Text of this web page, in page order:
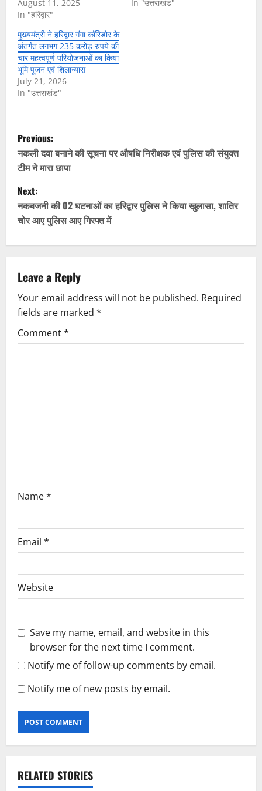
August 11, 2025
In "हरिद्वार"
In "उत्तराखंड"
मुख्यमंत्री ने हरिद्वार गंगा कॉरिडोर के
अंतर्गत लगभग 235 करोड़ रुपये की
चार महत्वपूर्ण परियोजनाओं का किया
भूमि पूजन एवं शिलान्यास
July 21, 2026
In "उत्तराखंड"
P
o
s
t
n
v
i
g
Previous:
नकली दवा बनाने की सूचना पर औषधि निरीक्षक एवं पुलिस की संयुक्त
टीम ने मारा छापा
Next:
नकबजनी की 02 घटनाओं का हरिद्वार पुलिस ने किया खुलासा, शातिर
चोर आए पुलिस आए गिरफ्त में
Leave a Reply
Your email address will not be published. Required
fields are marked *
Comment*
Name*
Email *
Website
Save my name, email, and website in this
browser for the next time I comment.
Notify me of follow-up comments by email.
Notify me of new posts by email.
RELATED STORIES